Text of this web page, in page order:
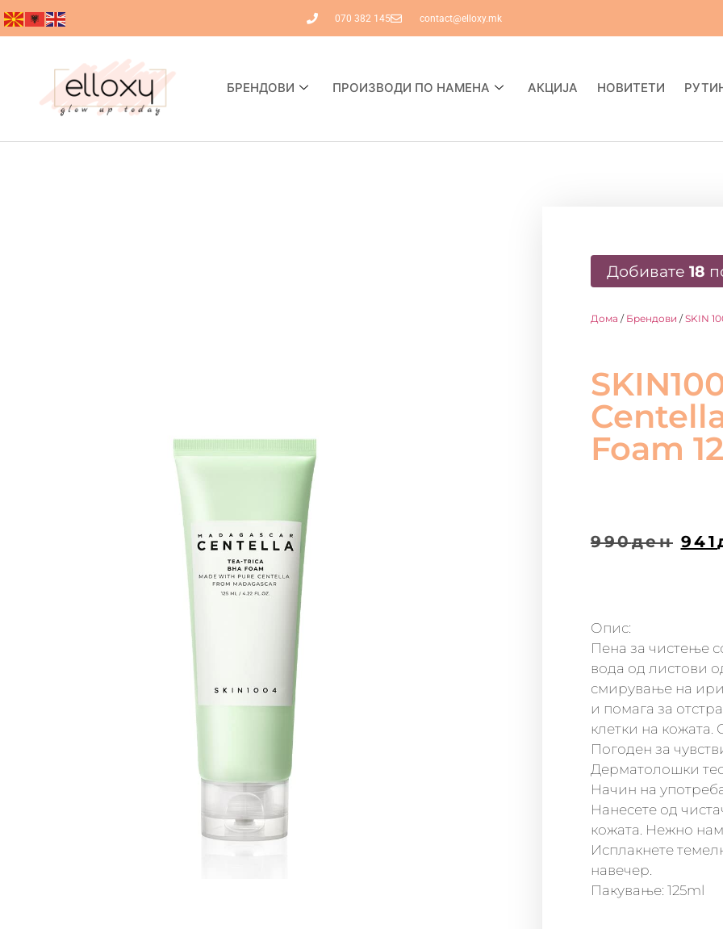
070 382 145 contact@elloxy.mk
БРЕНДОВИ ПРОИЗВОДИ ПО НАМЕНА АКЦИЈА НОВИТЕТИ
Добивате 18
Дома / Брендови /SKIN
Foam
990ден 941
Опис:
Пена за чистење
вода од листови
смирување на
и помага за
клетки на
Погоден за
Дерматолошки
Начин на
Нанесете од
кожата. Нежно
Исплакнете
навечер.
Пакување: 125ml